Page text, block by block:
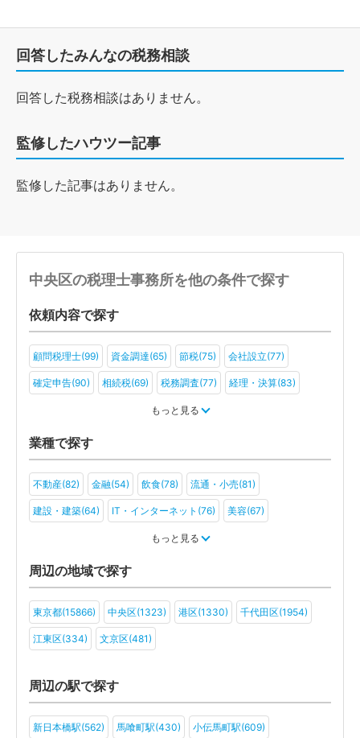
回答したみんなの税務相談
回答した税務相談はありません。
監修したハウツー記事
監修した記事はありません。
中央区の税理士事務所を他の条件で探す
依頼内容で探す
顧問税理士(99) 資金調達(65) 節税(75) 会社設立(77)
確定申告(90) 相続税(69) 税務調査(77) 経理・決算(83)
もっと見る
業種で探す
不動産(82) 金融(54) 飲食(78) 流通・小売(81)
建設・建築(64) IT・インターネット(76) 美容(67)
教育(60) 医療・福祉(49)
旅行・ホテル(50) アミューズメント・レジャー(50)
ファンド(29) 社会福祉法人(21) 医療法人(41) ＮＰＯ法人(24)
学校法人(18) 一般社団法人(38) その他(34)
もっと見る
周辺の地域で探す
東京都(15866) 中央区(1323) 港区(1330) 千代田区(1954)
江東区(334) 文京区(481)
周辺の駅で探す
新日本橋駅(562) 馬喰町駅(430) 小伝馬町駅(609)